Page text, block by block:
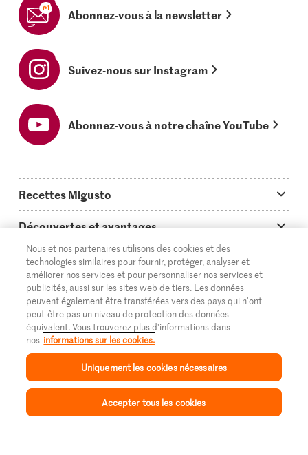
Inspiration Collection Recettes Mon Migusto
Abonnez-vous à la newsletter
Suivez-nous sur Instagram
Abonnez-vous à notre chaîne YouTube
Recettes Migusto
Idées de menus
Plats principaux
Simple & vite prêt
Apéritif
Préparations au four
Enfants & famille
Toutes les recettes
Découvertes et avantages
Trucs & astuces
On en parle...
Tutoriels
Glossaire des ingrédients
Login Migusto
Magazine Migusto
Informations et généralités
Questions concernant Migusto
Cuisiner avec Migusto
Service clientèle & contact
Impressum
Découvrir
Supermarché
Migros Online
À propos de Migros
© 2026 La Fédération des coopératives Migros
FR IT
Nous et nos partenaires utilisons des cookies et des
technologies similaires pour fournir, protéger, analyser et
améliorer nos services et pour personnaliser nos services et
publicités, aussi sur les sites web de tiers. Les données
peuvent également être transférées vers des pays qui n'ont
peut-être pas un niveau de protection des données
équivalent. Vous trouverez plus d'informations dans
nos informations sur les cookies.
Uniquement les cookies nécessaires
Accepter tous les cookies